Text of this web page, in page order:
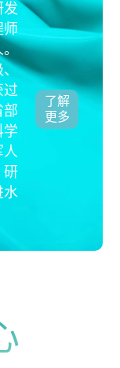
发
师
。
、
过
部
学
人
研
水
了解
更多